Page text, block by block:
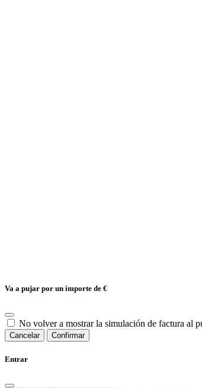
Va a pujar por un importe de €
No volver a mostrar la simulación de factura al
Cancelar Confirmar
Entrar